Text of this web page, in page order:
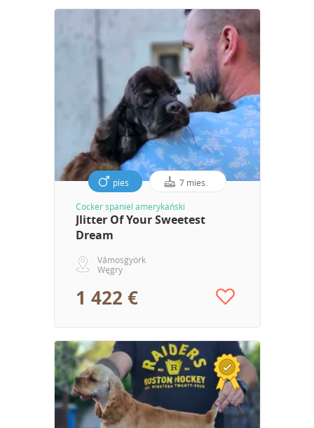
pies 7 mies.
Cocker spaniel amerykański
Jlitter Of Your Sweetest
Dream
Vámosgyörk
Węgry
1 422 €